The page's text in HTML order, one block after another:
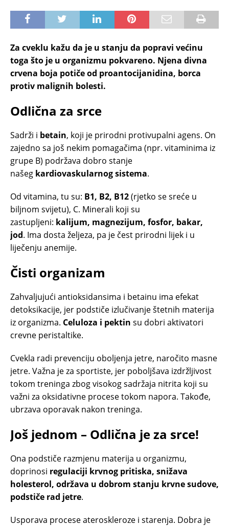
Za cveklu kažu da je u stanju da popravi većinu
toga što je u organizmu pokvareno. Njena divna
crvena boja potiče od proantocijanidina, borca
protiv malignih bolesti.
Odlična za srce
Sadrži i betain, koji je prirodni protivupalni agens. On
zajedno sa još nekim pomagačima (npr. vitaminima iz
grupe B) podržava dobro stanje
našeg kardiovaskularnog sistema.
Od vitamina, tu su: B1, B2, B12(rjetko se sreće u
biljnom svijetu), C. Minerali koji su
zastupljeni: kalijum, magnezijum, fosfor, bakar,
jod. Ima dosta željeza, pa je čest prirodni lijek i u
liječenju anemije.
Čisti organizam
Zahvaljujući antioksidansima i betainu ima efekat
detoksikacije, jer podstiče izlučivanje štetnih materija
iz organizma. Celuloza i pektin su dobri aktivatori
crevne peristaltike.
Cvekla radi prevenciju oboljenja jetre, naročito masne
jetre. Važna je za sportiste, jer poboljšava izdržljivost
tokom treninga zbog visokog sadržaja nitrita koji su
važni za oksidativne procese tokom napora. Takođe,
ubrzava oporavak nakon treninga.
Još jednom – Odlična je za srce!
Ona podstiče razmjenu materija u organizmu,
doprinosi regulaciji krvnog pritiska, snižava
holesterol, održava u dobrom stanju krvne sudove,
podstiče rad jetre.
Usporava procese ateroskleroze i starenja. Dobra je